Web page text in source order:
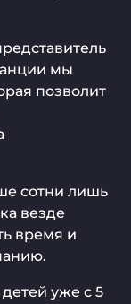
мы
позволит
сотни лишь
везде
время и
уже с 5